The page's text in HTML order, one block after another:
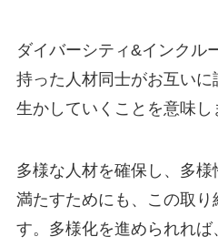
ダイバーシティ&インクル
持った人材同士がお互い
生かしていくことを意味し
多様な人材を確保し、多
満たすためにも、この取
す。多様化を進められれ